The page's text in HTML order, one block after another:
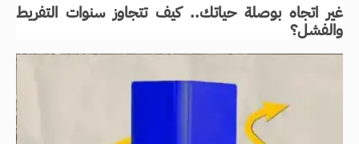
غير اتجاه بوصلة حياتك.. كيف تتجاوز سنوات التفريط
والفشل؟